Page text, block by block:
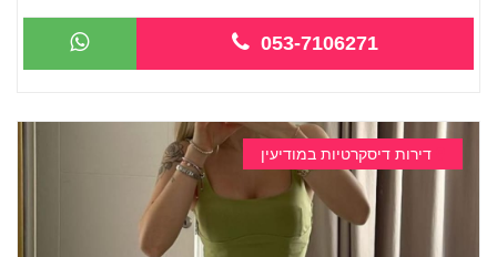
053-7106271
דירות דיסקרטיות במודיעין